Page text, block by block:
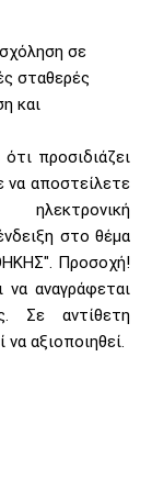
σε
σταθερές
και
προσιδιάζει
να αποστείλετε
στο θέμα
Προσοχή!
αναγράφεται
Σε αντίθετη
αξιοποιηθεί.